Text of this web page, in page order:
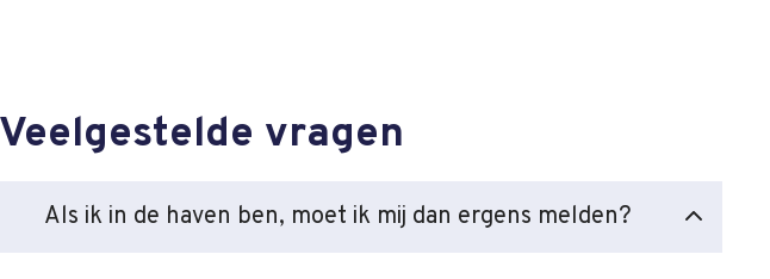
Veelgestelde vragen
Als ik in de haven ben, moet ik mij dan ergens melden?